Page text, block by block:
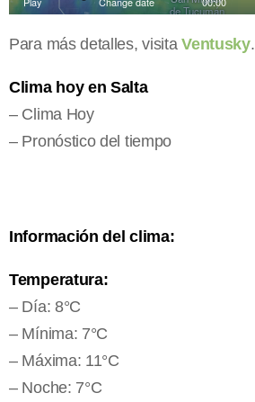
Para más detalles, visitaVentusky.
Clima hoy en Salta
– Clima Hoy
– Pronóstico del tiempo
Información del clima:
Temperatura:
– Día: 8°C
– Mínima: 7°C
– Máxima: 11°C
– Noche: 7°C